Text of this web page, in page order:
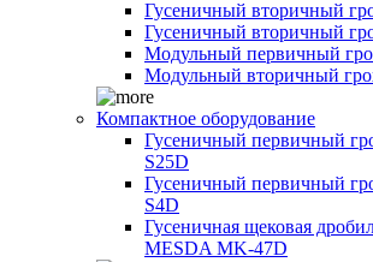
Гусеничный вторичный
Гусеничный вторичный
Модульный первичный
Модульный вторичный
Компактное оборудование
Гусеничный первичный
S25D
Гусеничный первичный
S4D
Гусеничная щековая
MESDA MK-47D